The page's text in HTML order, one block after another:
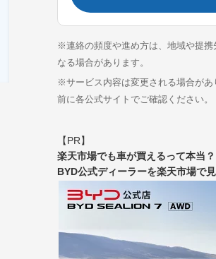
※連絡の頻度や進め方は、地域や提携
なる場合があります。
※サービス内容は変更される場合があ
前に各公式サイトでご確認ください。
【PR】
楽天市場でも車が買えるって本当？
BYD公式ディーラーを楽天市場で